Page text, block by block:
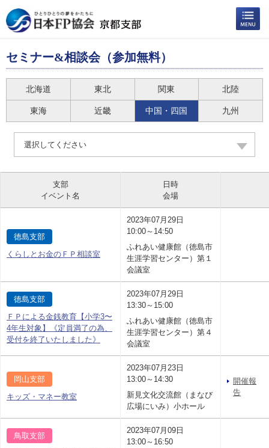
セミナー&相談会（参加無料）
北海道 東北 関東 北陸
東海 近畿 中国・四国 九州
選択してください
支部
イベント名
日時
会場
徳島支部
くらしとお金のＦＰ相談室
2023年07月29日
10:00～14:50
ふれあい健康館（徳島市
生涯学習センター）第１
会議室
徳島支部
ＦＰによる金銭教育【小学3〜
4年生対象】《定員満了の為、
受付を終了いたしました》
2023年07月29日
13:30～15:00
ふれあい健康館（徳島市
生涯学習センター）第４
会議室
岡山支部
キッズ・マネー教室
2023年07月23日
13:00～14:30
新見文化交流館（まなび
広場にいみ）小ホール
開催報
告
鳥取支部
2023年07月09日
13:00～16:50